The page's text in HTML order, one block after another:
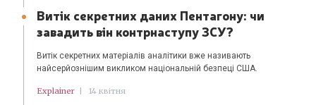
Витік секретних даних Пентагону: чи
завадить він контрнаступу ЗСУ?
Витік секретних матеріалів аналітики вже називають
найсерйознішим викликом національній безпеці США.
Explainer 14 квітня